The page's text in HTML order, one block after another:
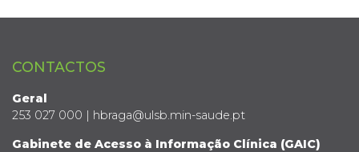
CONTACTOS
Geral
253 027 000 | hbraga@ulsb.min-saude.pt
Gabinete de Acesso à Informação Clínica (GAIC)